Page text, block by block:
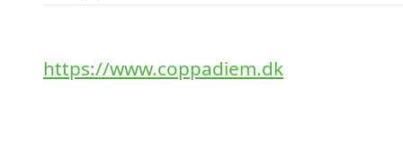
https://www.coppadiem.dk